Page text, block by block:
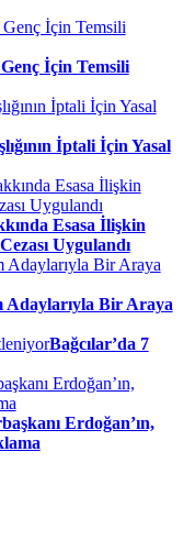
İçin Temsili
İptali İçin Yasal
Esasa İlişkin
Uygulandı
Adaylarıyla Bir Araya
Bağcılar’da 7
Erdoğan’ın,